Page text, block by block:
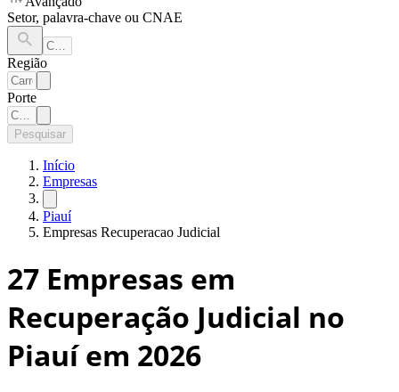
Setor, palavra-chave ou CNAE
Região
Porte
Pesquisar
Início
Empresas
Piauí
Empresas Recuperacao Judicial
27 Empresas em
Recuperação Judicial no
Piauíem 2026